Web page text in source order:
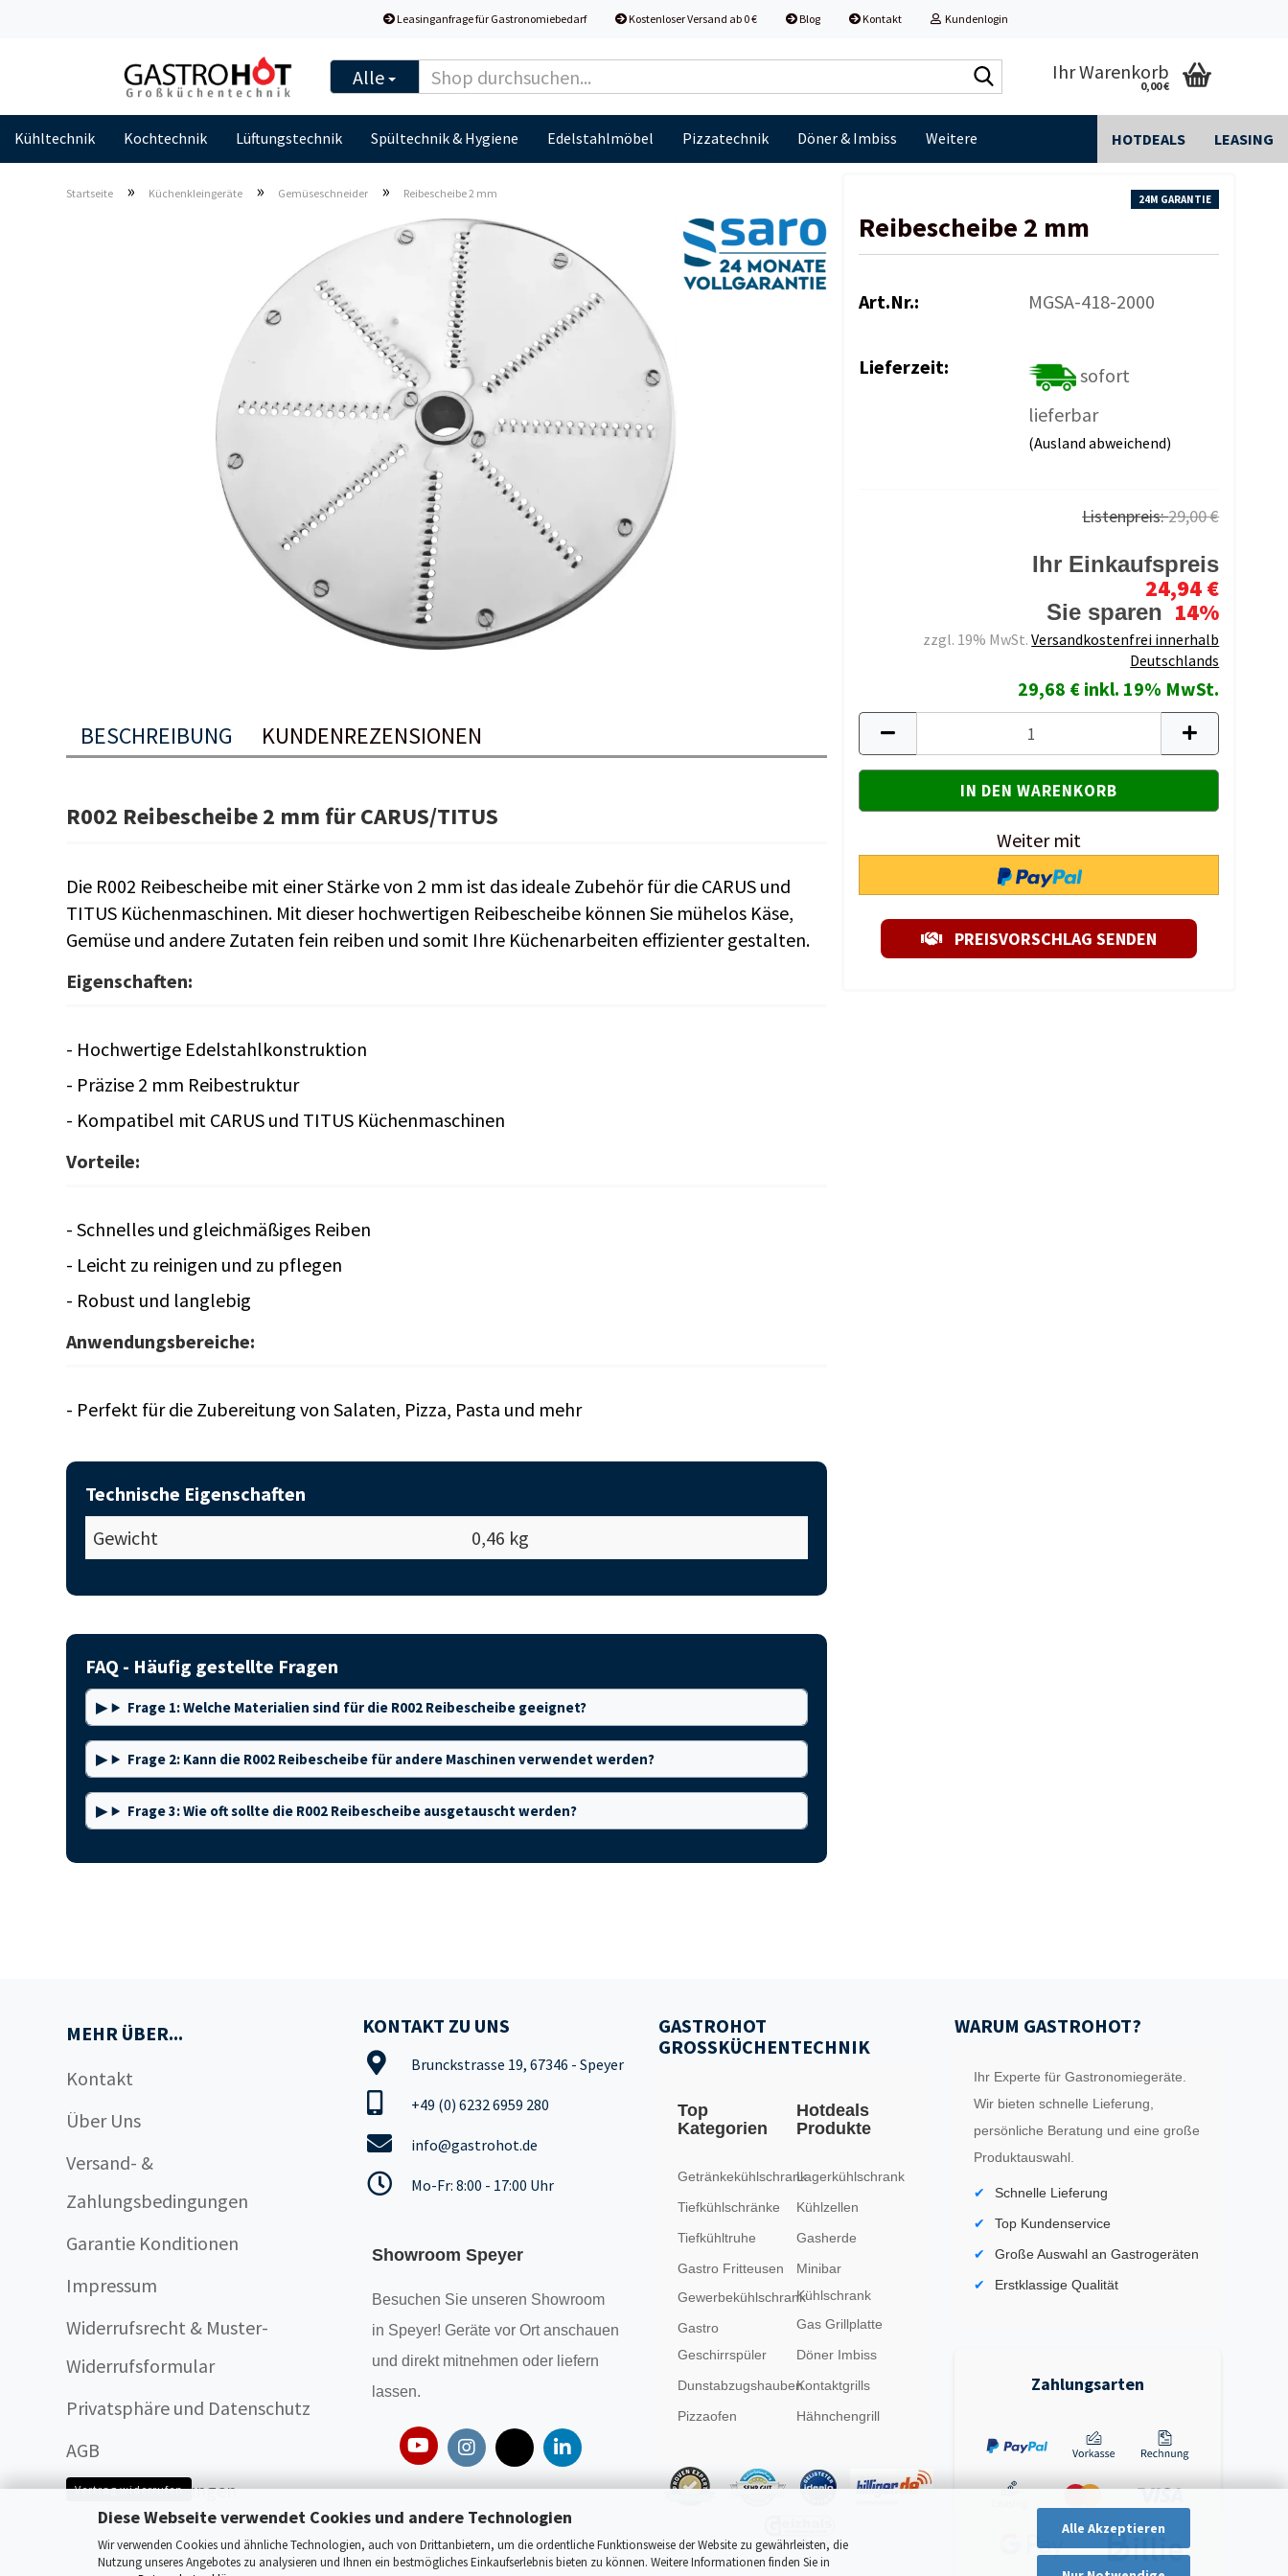
Diese Webseite verwendet Cookies und andere Technologien
Wir verwenden Cookies und ähnliche Technologien, auch von Drittanbietern, um die ordentliche Funktionsweise der Website zu gewährleisten, die
Nutzung unseres Angebotes zu analysieren und Ihnen ein bestmögliches Einkaufserlebnis bieten zu können. Weitere Informationen finden Sie in
Alle Akzeptieren
Leasinganfrage für Gastronomiebedarf Kostenloser Versand ab 0 € Blog Kontakt Kundenlogin
Alle
durchsuchen...
Ihr Warenkorb
0,00 €
Kühltechnik Kochtechnik Lüftungstechnik Spültechnik & Hygiene Edelstahlmöbel Pizzatechnik Döner & Imbiss HOTDEALS LEASING
Weitere
Startseite » Küchenkleingeräte » Gemüseschneider » Reibescheibe 2 mm 24M GARANTIE
Reibescheibe 2 mm
Art.Nr.: MGSA-418-2000
Lieferzeit:
sofort
lieferbar
(Ausland abweichend)
Listenpreis:29,00 €
Ihr Einkaufspreis
24,94 €
Sie sparen 14%
zzgl. 19% MwSt.Versandkostenfrei innerhalb
Deutschlands
29,68 € inkl. 19% MwSt.
Weiter mit
PREISVORSCHLAG SENDEN
BESCHREIBUNG KUNDENREZENSIONEN
R002 Reibescheibe 2 mm für CARUS/TITUS
Die R002 Reibescheibe mit einer Stärke von 2 mm ist das ideale Zubehör für die CARUS und
TITUS Küchenmaschinen. Mit dieser hochwertigen Reibescheibe können Sie mühelos Käse,
Gemüse und andere Zutaten fein reiben und somit Ihre Küchenarbeiten effizienter gestalten.
Eigenschaften:
- Hochwertige Edelstahlkonstruktion
- Präzise 2 mm Reibestruktur
- Kompatibel mit CARUS und TITUS Küchenmaschinen
Vorteile:
- Schnelles und gleichmäßiges Reiben
- Leicht zu reinigen und zu pflegen
- Robust und langlebig
Anwendungsbereiche:
- Perfekt für die Zubereitung von Salaten, Pizza, Pasta und mehr
Technische Eigenschaften
Gewicht
0,46 kg
FAQ - Häufig gestellte Fragen
Frage 1: Welche Materialien sind für die R002 Reibescheibe geeignet?
Frage 2: Kann die R002 Reibescheibe für andere Maschinen verwendet werden?
Frage 3: Wie oft sollte die R002 Reibescheibe ausgetauscht werden?
MEHR ÜBER...
Kontakt
Über Uns
Versand- &
Zahlungsbedingungen
Garantie Konditionen
Impressum
Widerrufsrecht & Muster-
Widerrufsformular
Privatsphäre und Datenschutz
AGB
Cookie Einstellungen
KONTAKT ZU UNS
Brunckstrasse 19, 67346 - Speyer
+49 (0) 6232 6959 280
info@gastrohot.de
Mo-Fr: 8:00 - 17:00 Uhr
Showroom Speyer
Besuchen Sie unseren Showroom
in Speyer! Geräte vor Ort anschauen
und direkt mitnehmen oder liefern
lassen.
GASTROHOT
GROSSKÜCHENTECHNIK
Top
Kategorien
Getränkekühlschrank
Tiefkühlschränke
Tiefkühltruhe
Gastro Fritteusen
Gewerbekühlschrank
Gastro
Geschirrspüler
Dunstabzugshauben
Pizzaofen
Hotdeals
Produkte
Lagerkühlschrank
Kühlzellen
Gasherde
Minibar
Kühlschrank
Gas Grillplatte
Döner Imbiss
Kontaktgrills
Hähnchengrill
WARUM GASTROHOT?
Ihr Experte für Gastronomiegeräte.
Wir bieten schnelle Lieferung,
persönliche Beratung und eine große
Produktauswahl.
Schnelle Lieferung
Top Kundenservice
Große Auswahl an Gastrogeräten
Erstklassige Qualität
Zahlungsarten
Vertrag widerrufen